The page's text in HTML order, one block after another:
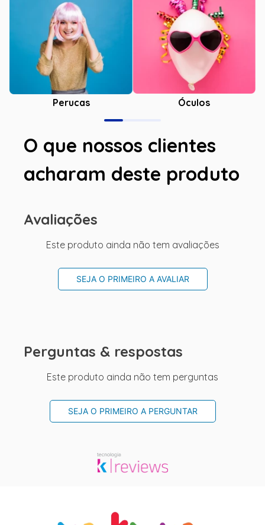
Perucas Óculos
O que nossos clientes
acharam deste produto
Avaliações
Este produto ainda não tem avaliações
SEJA O PRIMEIRO A AVALIAR
Perguntas & respostas
Este produto ainda não tem perguntas
SEJA O PRIMEIRO A PERGUNTAR